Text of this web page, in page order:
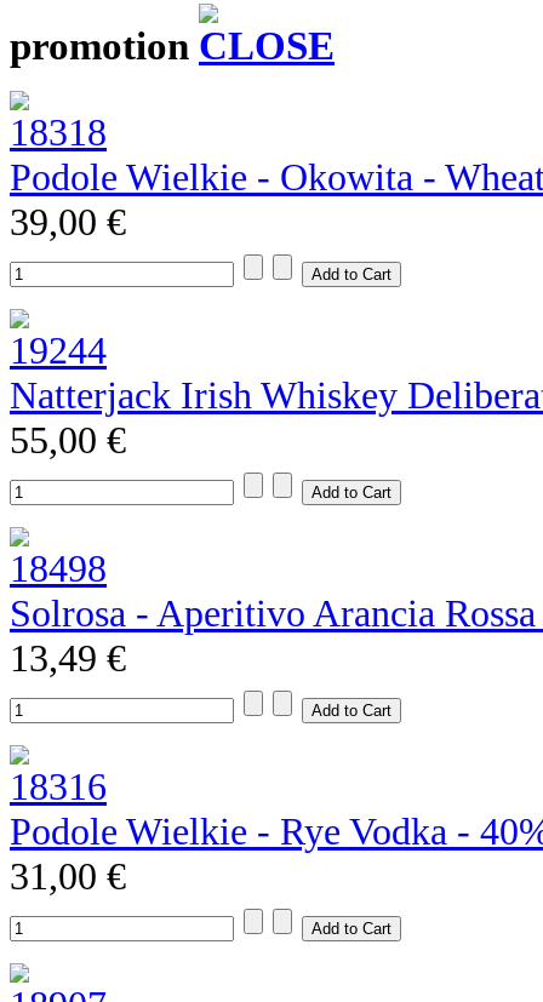
promotion
Podole Wielkie - Okowita -
39,00 €
Natterjack Irish Whiskey
55,00 €
Solrosa - Aperitivo Arancia
13,49 €
Podole Wielkie - Rye Vodka -
31,00 €